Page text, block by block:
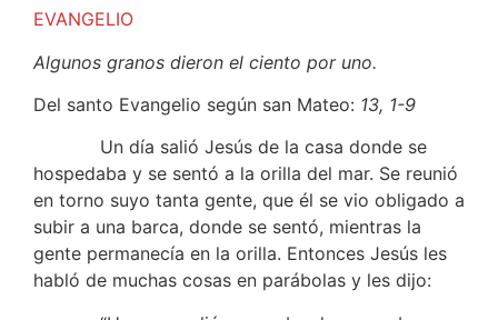
EVANGELIO
Algunos granos dieron el ciento por uno.
Del santo Evangelio según san Mateo: 13, 1-9
Un día salió Jesús de la casa donde se
hospedaba y se sentó a la orilla del mar. Se reunió
en torno suyo tanta gente, que él se vio obligado a
subir a una barca, donde se sentó, mientras la
gente permanecía en la orilla. Entonces Jesús les
habló de muchas cosas en parábolas y les dijo: